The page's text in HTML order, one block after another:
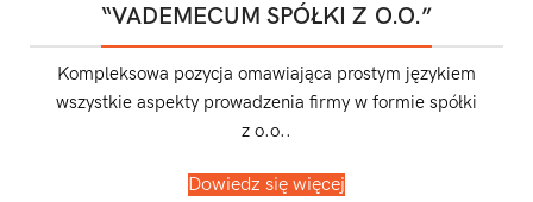
“VADEMECUM SPÓŁKI Z O.O.”
Kompleksowa pozycja omawiająca prostym językiem
wszystkie aspekty prowadzenia firmy w formie spółki
z o.o..
Dowiedz się więcej